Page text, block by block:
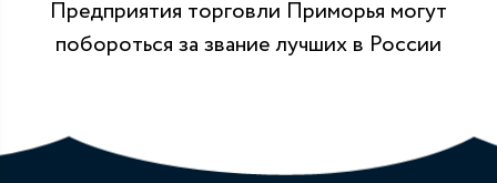
Предприятия торговли Приморья могут
побороться за звание лучших в России